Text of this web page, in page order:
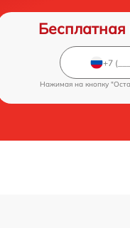
Бесплатная
Нажимая на кнопку